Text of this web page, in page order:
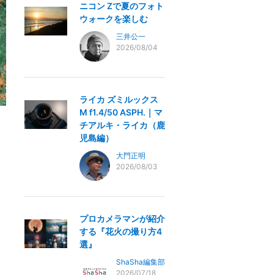
ニコン Zで夏のフォト
ウォークを楽しむ
三井公一
2026/08/04
ライカ ズミルックス
M f1.4/50 ASPH.｜マ
チアルキ・ライカ（鹿
児島編）
大門正明
2026/08/03
プロカメラマンが紹介
する『花火の撮り方4
選』
ShaSha編集部
2026/07/18